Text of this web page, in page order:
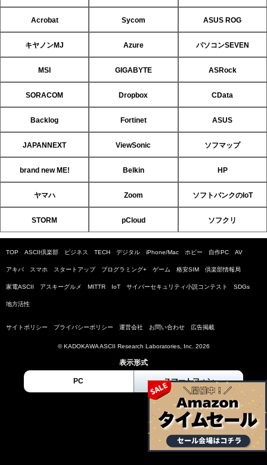
Acrobat Sycom ASUS ROG
キヤノンMJ Azure パソコンSEVEN
MSI GIGABYTE ASRock
SORACOM Dropbox CData
Backlog Fortinet ASUS
JAPANNEXT ViewSonic ソフマップ
brand new ME! Belkin HP
ヤマハ Zoom ソフトバンクのIoT
STORM pCloud ソフクリ
TOP ASCII倶楽部 ビジネス TECH デジタル iPhone/Mac ホビー 自作PC AV
アキバ スマホ スタートアップ プログラミング+ ゲーム 格安SIM 倶楽部情報局
家電ASCII アスキーグルメ MITTR IoT サイバーセキュリティ小説コンテスト SDGs
地方活性
サイトポリシー プライバシーポリシー 運営会社 お問い合わせ 広告掲載
© KADOKAWA ASCII Research Laboratories, Inc. 2026
表示形式
PC スマートフォン